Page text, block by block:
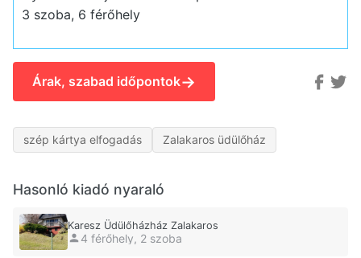
3 szoba, 6 férőhely
Árak, szabad időpontok→
szép kártya elfogadás Zalakaros üdülőház
Hasonló kiadó nyaraló
Karesz Üdülőházház Zalakaros
4 férőhely, 2 szoba